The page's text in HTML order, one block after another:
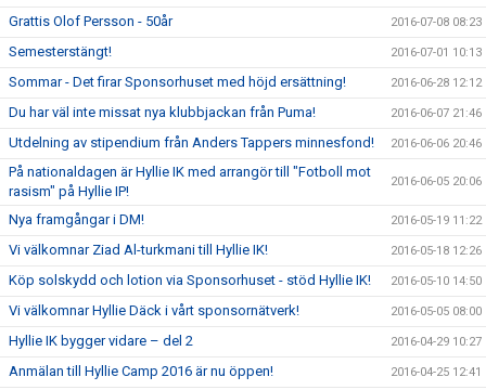
Grattis Olof Persson - 50år 2016-07-08 08:23
Semesterstängt! 2016-07-01 10:13
Sommar - Det firar Sponsorhuset med höjd ersättning! 2016-06-28 12:12
Du har väl inte missat nya klubbjackan från Puma! 2016-06-07 21:46
Utdelning av stipendium från Anders Tappers minnesfond! 2016-06-06 20:46
På nationaldagen är Hyllie IK med arrangör till "Fotboll mot
rasism" på Hyllie IP!
2016-06-05 20:06
Nya framgångar i DM! 2016-05-19 11:22
Vi välkomnar Ziad Al-turkmani till Hyllie IK! 2016-05-18 12:26
Köp solskydd och lotion via Sponsorhuset - stöd Hyllie IK! 2016-05-10 14:50
Vi välkomnar Hyllie Däck i vårt sponsornätverk! 2016-05-05 08:00
Hyllie IK bygger vidare – del 2 2016-04-29 10:27
Anmälan till Hyllie Camp 2016 är nu öppen! 2016-04-25 12:41